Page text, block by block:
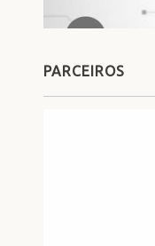
PARCEIROS